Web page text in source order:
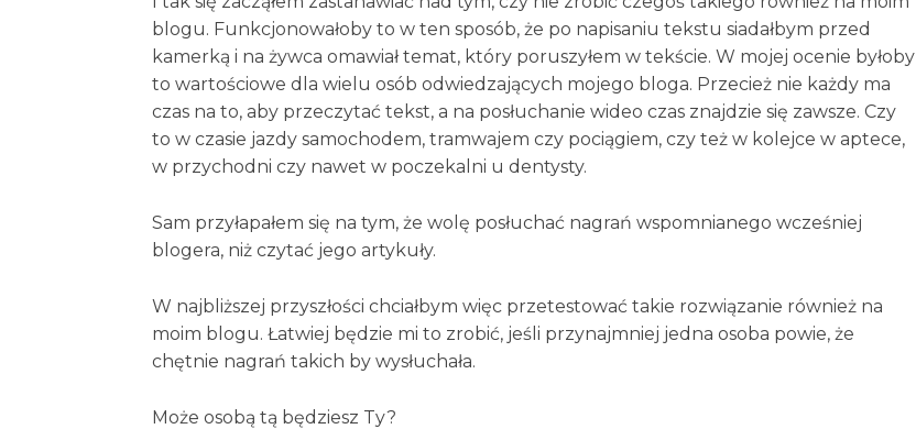
blogu. Funkcjonowałoby to w ten sposób, że po napisaniu tekstu siadałbym przed
kamerką i na żywca omawiał temat, który poruszyłem w tekście. W mojej ocenie byłoby
to wartościowe dla wielu osób odwiedzających mojego bloga. Przecież nie każdy ma
czas na to, aby przeczytać tekst, a na posłuchanie wideo czas znajdzie się zawsze. Czy
to w czasie jazdy samochodem, tramwajem czy pociągiem, czy też w kolejce w aptece,
w przychodni czy nawet w poczekalni u dentysty.
Sam przyłapałem się na tym, że wolę posłuchać nagrań wspomnianego wcześniej
blogera, niż czytać jego artykuły.
W najbliższej przyszłości chciałbym więc przetestować takie rozwiązanie również na
moim blogu. Łatwiej będzie mi to zrobić, jeśli przynajmniej jedna osoba powie, że
chętnie nagrań takich by wysłuchała.
Może osobą tą będziesz Ty?